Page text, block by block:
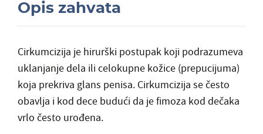
Opis zahvata
Cirkumcizija je hirurški postupak koji podrazumeva
uklanjanje dela ili celokupne kožice (prepucijuma)
koja prekriva glans penisa. Cirkumcizija se često
obavlja i kod dece budući da je fimoza kod dečaka
vrlo često urođena.